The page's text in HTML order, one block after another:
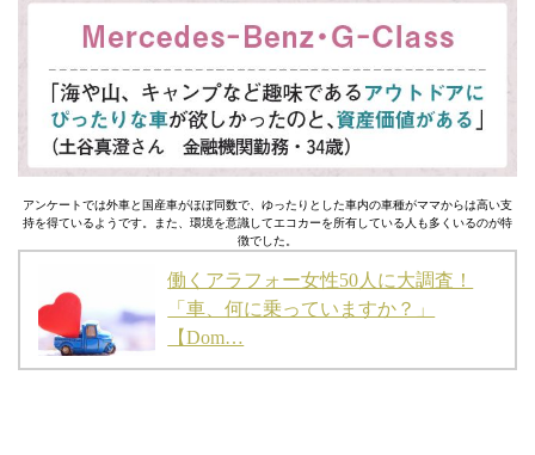
アンケートでは外車と国産車がほぼ同数で、ゆったりとした車内の車種がママからは高い支
持を得ているようです。また、環境を意識してエコカーを所有している人も多くいるのが特
徴でした。
働くアラフォー女性50人に大調査！
「車、何に乗っていますか？」
【Dom…